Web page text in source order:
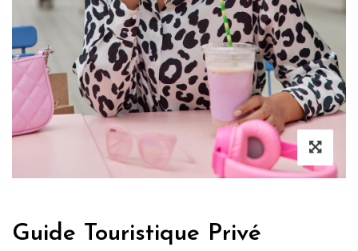
Guide Touristique Privé